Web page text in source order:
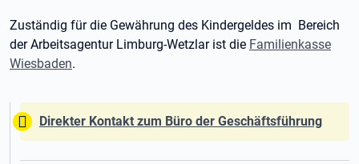
Zuständig für die Gewährung des Kindergeldes im Bereich
der Arbeitsagentur Limburg-Wetzlar ist die Familienkasse
Wiesbaden.
Tipp:
Direkter Kontakt zum Büro der Geschäftsführung